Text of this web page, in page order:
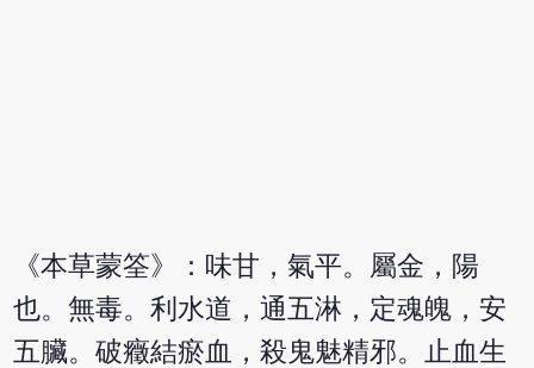
《本草蒙筌》：味甘，氣平。屬金，陽
也。無毒。利水道，通五淋，定魂魄，安
五臟。破癥結瘀血，殺鬼魅精邪。止血生